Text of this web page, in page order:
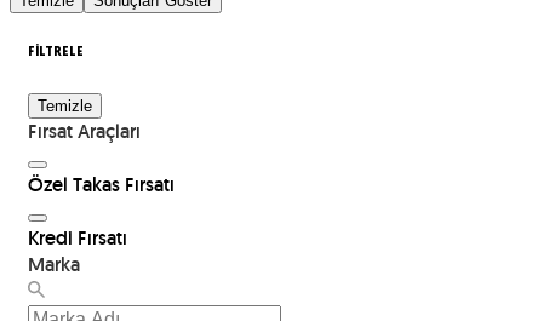
FİLTRELE
Temizle
Fırsat Araçları
Özel Takas Fırsatı
Kredi Fırsatı
Marka